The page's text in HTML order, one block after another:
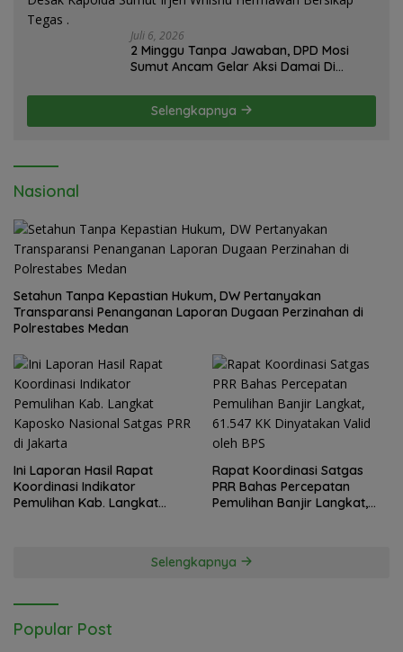
Juli 6, 2026
2 Minggu Tanpa Jawaban, DPD Mosi
Sumut Ancam Gelar Aksi Damai Di
Dairi. Desak Kapolda Sumut Irjen
Whisnu Hermawan Bersikap Tegas .
Selengkapnya
Nasional
Setahun Tanpa Kepastian Hukum, DW Pertanyakan
Transparansi Penanganan Laporan Dugaan Perzinahan di
Polrestabes Medan
Ini Laporan Hasil Rapat
Koordinasi Indikator
Pemulihan Kab. Langkat
Rapat Koordinasi Satgas
PRR Bahas Percepatan
Pemulihan Banjir Langkat,
Selengkapnya
Popular Post